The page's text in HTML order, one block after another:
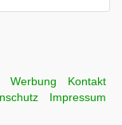
Werbung
Kontakt
Impressum